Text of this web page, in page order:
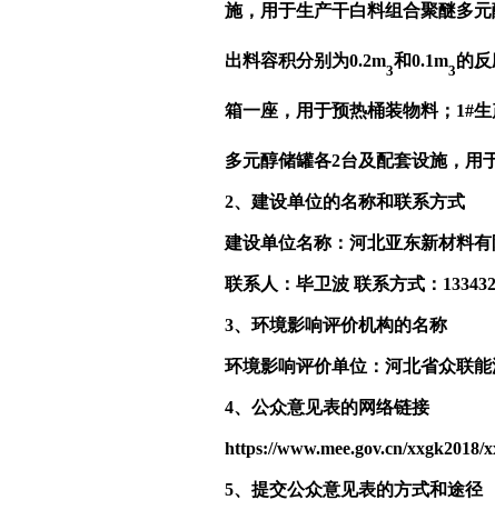
施，用于生产干白料组合聚醚多
出料容积分别为0.2m
3
和0.1m
3
的
箱一座，用于预热桶装物料；1#
多元醇储罐各2台及配套设施，用
2、建设单位的名称和联系方式
建设单位名称：河北亚东新材料有
联系人：毕卫波 联系方式：
3、环境影响评价机构的名称
环境影响评价单位：河北省众联
4、公众意见表的网络链接
https://www.mee.gov.cn/xxgk2018/
5、提交公众意见表的方式和途径